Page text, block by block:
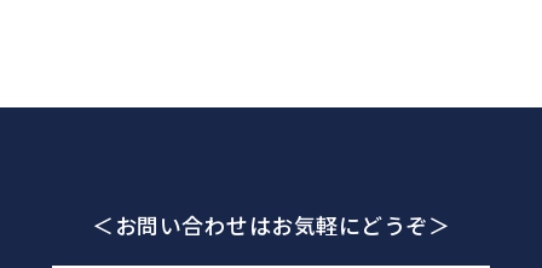
＜お問い合わせはお気軽にどうぞ＞